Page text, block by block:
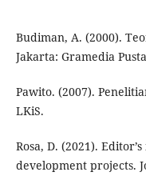
Budiman, A. (2000).
Jakarta: Gramedia
Pawito. (2007).
LKiS.
Rosa, D. (2021).
development projects.